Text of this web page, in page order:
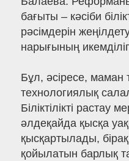
бағыты – кәсіби
рәсімдерін
нарығының
Бұл, әсіресе,
технологиялық
Біліктілікті растау
әлдеқайда қысқа
қысқартылады, бірақ
қойылатын барлық